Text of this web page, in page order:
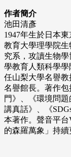
作者簡介
池田清彥
1947年生於日本
教育大學理學院
究系，攻讀生物
學教育人類科學
任山梨大學名譽
名譽館長。著作
門》、《環境問
講真話》、《
本著作。聲音平台
的森羅萬象」持續